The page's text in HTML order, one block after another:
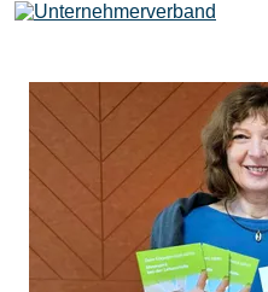
Leistungen
Mitglieder